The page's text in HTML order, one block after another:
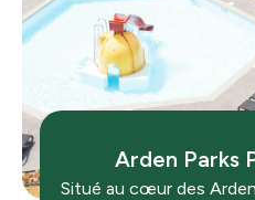
Arden Parks
Situé au cœur des